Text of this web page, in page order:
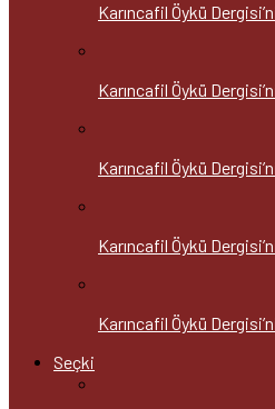
Karıncafil Öykü
Karıncafil Öykü
Karıncafil Öykü
Karıncafil Öykü
Karıncafil Öykü
Seçki